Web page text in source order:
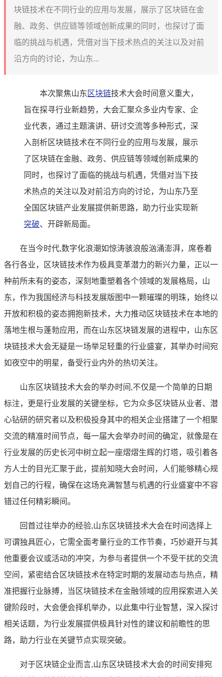
块链技术在不同行业的应用与发展，展示了区块链在金
融、政务、供应链等领域创新成果的同时，也探讨了面
临的挑战与机遇，凭借对当下技术热点的关注以及对前
沿方向的讨论，为山东...
本次聚焦山东 区块链技术大会时间意义重大，
旨在探寻行业新趋势，大会汇聚众多业内专家、企
业代表，通过主题演讲、研讨交流等多种形式，深
入剖析区块链技术在不同行业的应用与发展，展示
了区块链在金融、政务、供应链等领域创新成果的
同时，也探讨了面临的挑战与机遇，凭借对当下技
术热点的关注以及对前沿方向的讨论，为山东乃至
全国区块链产业发展提供新思路，助力行业实现新
突破、开辟新局面。
在当今时代,数字化浪潮如惊涛骇浪般汹涌澎湃，席卷着
各行各业，区块链技术作为极具变革潜力的新兴力量，正以一
种前所未有的姿态，深刻地重塑着各个领域的发展格局，山
东，作为我国经济与科技发展版图中一颗璀璨的明珠，始终以
开放和积极的姿态拥抱新技术，大力推动区块链技术在本地的
落地生根与蓬勃应用，而在山东区块链发展的进程中，山东区
块链技术大会无疑是一场举足轻重的行业盛宴，其举办时间宛
如夜空中的明星，备受行业内外的热切关注。
山东区块链技术大会的举办时间,不仅是一个简单的日期
标注，更是行业发展的关键坐标，它为众多区块链从业者、潜
心钻研的研究者以及积极投身其中的相关企业搭建了一个相聚
交流的精准时间节点，每一届大会举办时间的确定，就像是在
行业发展的历史长河中树立起一座熠熠生辉的灯塔，吸引着各
方人士的目光汇聚于此，提前知晓大会时间，人们能够精心规
划自己的行程，确保在这场充满智慧与机遇的行业盛宴中不容
错过任何精彩瞬间。
回首过往举办的经验,山东区块链技术大会在时间选择上
可谓独具匠心，它需全面考量行业的工作节奏，巧妙避开与其
他重要会议或活动的冲突，为参与者提供一个不受干扰的交流
空间，紧密结合区块链技术在特定时期的发展动态与热点，精
准把握行业脉搏，当区块链技术在金融领域的应用探索进入关
键阶段时，大会便会择机举办，以此集中行业智慧，深入探讨
相关话题，为行业发展提供极具针对性的建议和前瞻性的思
路，助力行业在关键节点实现突破。
对于区块链企业而言,山东区块链技术大会的时间安排宛